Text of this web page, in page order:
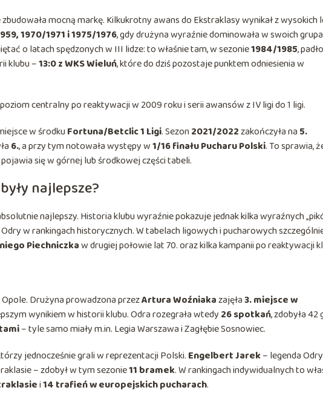
mocną markę. Kilkukrotny awans do Ekstraklasy wynikał z wysokich
1970/1971 i 1975/1976, gdy drużyna wyraźnie dominowała w swoich
o latach spędzonych w III lidze: to właśnie tam, w sezonie1984/1985, padło
klubu –13:0 z WKS Wieluń, które do dziś pozostaje punktem odniesienia w
centralny po reaktywacji w 2009 roku i serii awansów z IV ligi do 1 ligi.
w środkuFortuna/Betclic 1 Ligi. Sezon2021/2022zakończyła na 5.
6., a przy tym notowała występy w1/16 finału Pucharu Polski. To sprawia,
się w górnej lub środkowej części tabeli.
najlepsze?
najlepszy. Historia klubu wyraźnie pokazuje jednak kilka wyraźnych
w rankingach historycznych. W tabelach ligowych i pucharowych
Piechniczkaw drugiej połowie lat 70. oraz kilka kampanii po reaktywacji
Drużyna prowadzona przezArtura Woźniakazajęła3. miejsce w
wynikiem w historii klubu. Odra rozegrała wtedy 26 spotkań, zdobyła 42
– tyle samo miały m.in. Legia Warszawa i Zagłębie Sosnowiec.
jednocześnie grali w reprezentacji Polski. Engelbert Jarek – legenda
– zdobył w tym sezonie11 bramek. W rankingach indywidualnych to
i14 trafień w europejskich pucharach.